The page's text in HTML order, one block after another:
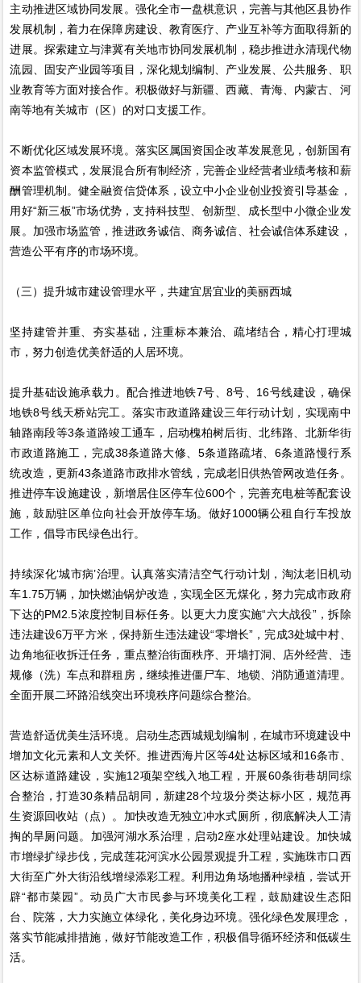
主动推进区域协同发展。强化全市一盘棋意识，完善与其他区县协作
发展机制，着力在保障房建设、教育医疗、产业互补等方面取得新的
进展。探索建立与津冀有关地市协同发展机制，稳步推进永清现代物
流园、固安产业园等项目，深化规划编制、产业发展、公共服务、职
业教育等方面对接合作。积极做好与新疆、西藏、青海、内蒙古、河
南等地有关城市（区）的对口支援工作。
不断优化区域发展环境。落实区属国资国企改革发展意见，创新国有
资本监管模式，发展混合所有制经济，完善企业经营者业绩考核和薪
酬管理机制。健全融资信贷体系，设立中小企业创业投资引导基金，
用好“新三板”市场优势，支持科技型、创新型、成长型中小微企业发
展。加强市场监管，推进政务诚信、商务诚信、社会诚信体系建设，
营造公平有序的市场环境。
（三）提升城市建设管理水平，共建宜居宜业的美丽西城
坚持建管并重、夯实基础，注重标本兼治、疏堵结合，精心打理城
市，努力创造优美舒适的人居环境。
提升基础设施承载力。配合推进地铁7号、8号、16号线建设，确保
地铁8号线天桥站完工。落实市政道路建设三年行动计划，实现南中
轴路南段等3条道路竣工通车，启动槐柏树后街、北纬路、北新华街
市政道路施工，完成38条道路大修、5条道路疏堵、6条道路慢行系
统改造，更新43条道路市政排水管线，完成老旧供热管网改造任务。
推进停车设施建设，新增居住区停车位600个，完善充电桩等配套设
施，鼓励驻区单位向社会开放停车场。做好1000辆公租自行车投放
工作，倡导市民绿色出行。
持续深化‘城市病’治理。认真落实清洁空气行动计划，淘汰老旧机动
车1.75万辆，加快燃油锅炉改造，实现全区无煤化，努力完成市政府
下达的PM2.5浓度控制目标任务。以更大力度实施“六大战役”，拆除
违法建设6万平方米，保持新生违法建设“零增长”，完成3处城中村、
边角地征收拆迁任务，重点整治街面秩序、开墙打洞、店外经营、违
规修（洗）车点和群租房，继续推进僵尸车、地锁、消防通道清理。
全面开展二环路沿线突出环境秩序问题综合整治。
营造舒适优美生活环境。启动生态西城规划编制，在城市环境建设中
增加文化元素和人文关怀。推进西海片区等4处达标区域和16条市、
区达标道路建设，实施12项架空线入地工程，开展60条街巷胡同综
合整治，打造30条精品胡同，新建28个垃圾分类达标小区，规范再
生资源回收站（点）。加快改造无独立冲水式厕所，彻底解决人工清
掏的旱厕问题。加强河湖水系治理，启动2座水处理站建设。加快城
市增绿扩绿步伐，完成莲花河滨水公园景观提升工程，实施珠市口西
大街至广外大街沿线增绿添彩工程。利用边角场地播种绿植，尝试开
辟“都市菜园”。动员广大市民参与环境美化工程，鼓励建设生态阳
台、院落，大力实施立体绿化，美化身边环境。强化绿色发展理念，
落实节能减排措施，做好节能改造工作，积极倡导循环经济和低碳生
活。